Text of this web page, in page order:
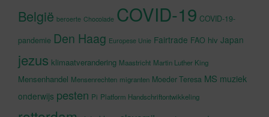
België beroerte Chocolade COVID-19 COVID-19-
pandemie Den Haag Europese Unie Fairtrade FAO hiv Japan
jezus klimaatverandering Maastricht Martin Luther King
Mensenhandel Mensenrechten migranten Moeder Teresa MS muziek
onderwijs pesten Pi Platform Handschriftontwikkeling